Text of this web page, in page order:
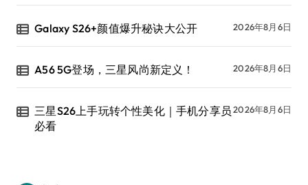
Galaxy S26+颜值爆升秘诀大公开 2026年8月6日
A56 5G登场，三星风尚新定义！ 2026年8月6日
三星S26上手玩转个性美化｜手机分享员
必看
2026年8月6日